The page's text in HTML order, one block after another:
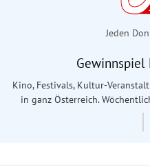
Jeden
Kino, Festivals, Kultur-
in ganz Österreich.